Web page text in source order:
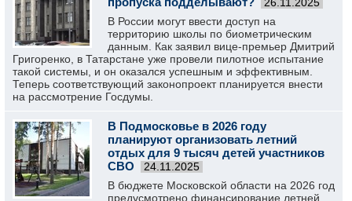
26.11.2025
В России могут ввести доступ на
территорию школы по биометрическим
данным. Как заявил вице-премьер Дмитрий
Григоренко, в Татарстане уже провели пилотное испытание
такой системы, и он оказался успешным и эффективным.
Теперь соответствующий законопроект планируется внести
на рассмотрение Госдумы.
В Подмосковье в 2026 году
планируют организовать летний
отдых для 9 тысяч детей участников
СВО
24.11.2025
В бюджете Московской области на 2026 год
предусмотрено финансирование летней